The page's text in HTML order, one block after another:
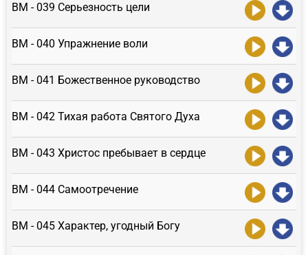
ВМ - 039 Серьезность цели
ВМ - 040 Упражнение воли
ВМ - 041 Божественное руководство
ВМ - 042 Тихая работа Святого Духа
ВМ - 043 Христос пребывает в сердце
ВМ - 044 Самоотречение
ВМ - 045 Характер, угодный Богу